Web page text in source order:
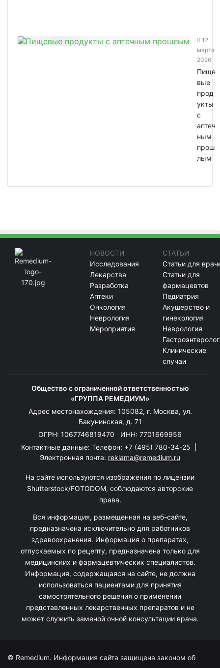
12
марта
2026
Пище
вые
прод
укты
с
аптеч
ным
прош
лым
НОВОСТИ
Исследования
Лекарства
Разработка
Аптеки
Онкология
Неврология
Мероприятия
СТАТЬИ
Статьи для
Статьи для
фармацевтов
Педиатрия
Акушерство и
гинекология
Неврология
Клинические
случаи
Общество с ограниченной ответственностью
«ГРУППА РЕМЕДИУМ»
Адрес местонахождения: 105082, г. Москва, ул.
Бакунинская, д. 71
ОГРН: 1067746819470 ИНН: 7701669956
Контактные данные: Телефон: +7 (495) 780-34-25
Электронная почта: reklama@remedium.ru
На сайте используются изображения по лицензии
Shutterstock/FOTODOM, соблюдаются авторские
права.
Вся информация, размещенная на веб-сайте,
предназначена исключительно для работников
здравоохранения. Информация о препаратах,
отпускаемых по рецепту, предназначена только для
медицинских и фармацевтических специалистов.
Информация, содержащаяся на сайте, не должна
использоваться пациентами для принятия
самостоятельного решения о применении
представленных лекарственных препаратов и не
может служить заменой очной консультации врача.
© Remedium. Информация сайта защищена законом об